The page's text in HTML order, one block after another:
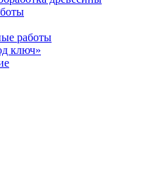
работы
ключ»